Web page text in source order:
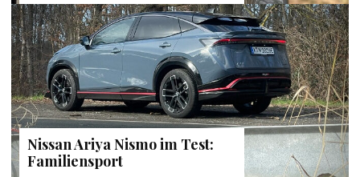
Nissan Ariya Nismo im Test:
Familiensport